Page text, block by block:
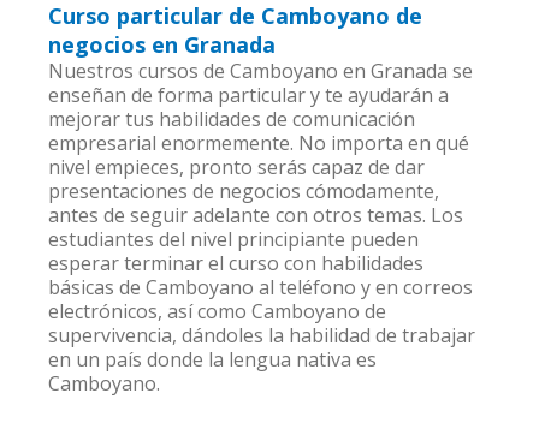
Curso particular de Camboyano de
negocios en Granada
Nuestros cursos de Camboyano en Granada se
enseñan de forma particular y te ayudarán a
mejorar tus habilidades de comunicación
empresarial enormemente. No importa en qué
nivel empieces, pronto serás capaz de dar
presentaciones de negocios cómodamente,
antes de seguir adelante con otros temas. Los
estudiantes del nivel principiante pueden
esperar terminar el curso con habilidades
básicas de Camboyano al teléfono y en correos
electrónicos, así como Camboyano de
supervivencia, dándoles la habilidad de trabajar
en un país donde la lengua nativa es
Camboyano.